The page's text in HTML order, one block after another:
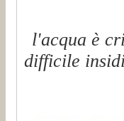
l'acqua è
difficile